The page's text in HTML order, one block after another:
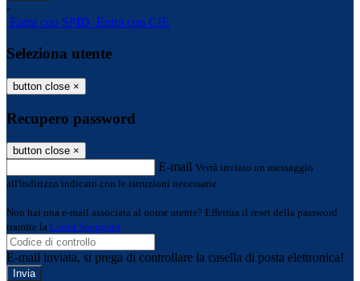
-
Entra con SPID Entra con CIE
Seleziona utente
button close ×
Recupero password
button close ×
E-mail Verrà inviato un messaggio
all'indirizzo indicato con le istruzioni necessarie.
Non hai una e-mail associata al nome utente? Effettua il reset della password
tramite la Login Spaggiari
E-mail inviata, si prega di controllare la casella di posta elettronica!